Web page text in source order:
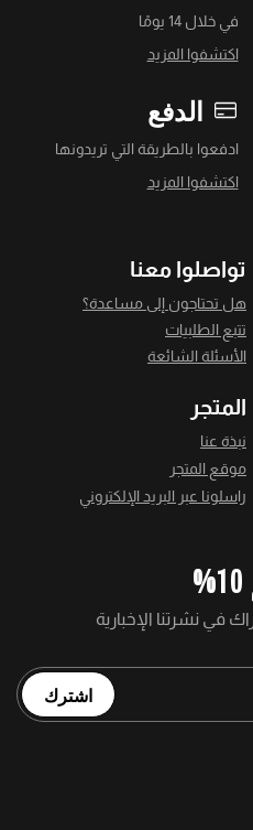
في خلال 14 يومًا
اكتشفوا المزيد
الدفع
ادفعوا بالطريقة التي تريدونها
اكتشفوا المزيد
تواصلوا معنا
هل تحتاجون إلى مساعدة؟
تتبع الطلبيات
الأسئلة الشائعة
المتجر
نبذة عنا
موقع المتجر
راسلونا عبر البريد الإلكتروني
اشترك